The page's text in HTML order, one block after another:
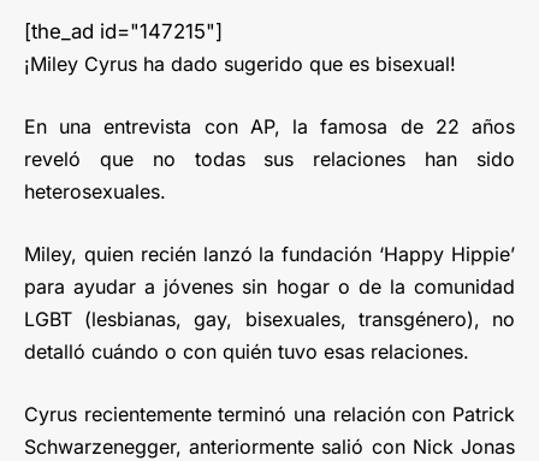
[the_ad id="147215"]
¡Miley Cyrus ha dado sugerido que es bisexual!
En una entrevista con AP, la famosa de 22 años
reveló que no todas sus relaciones han sido
heterosexuales.
Miley, quien recién lanzó la fundación ‘Happy Hippie’
para ayudar a jóvenes sin hogar o de la comunidad
LGBT (lesbianas, gay, bisexuales, transgénero), no
detalló cuándo o con quién tuvo esas relaciones.
Cyrus recientemente terminó una relación con Patrick
Schwarzenegger, anteriormente salió con Nick Jonas